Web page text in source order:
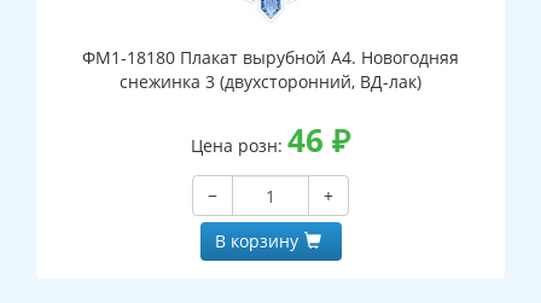
ФМ1-18180 Плакат вырубной А4. Новогодняя
снежинка 3 (двухсторонний, ВД-лак)
Цена розн: 46 ₽
−
+
В корзину